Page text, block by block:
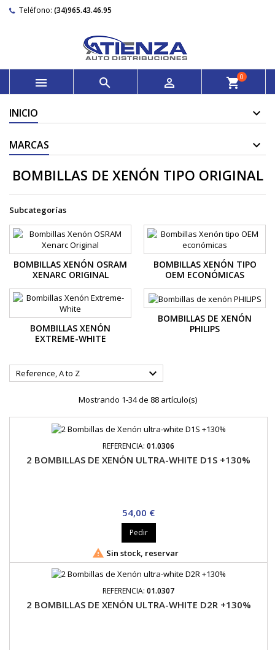
Teléfono: (34)965.43.46.95
   shopping_cart0
INICIO
MARCAS
BOMBILLAS DE XENÓN TIPO ORIGINAL
Subcategorías
BOMBILLAS XENÓN OSRAM
XENARC ORIGINAL
BOMBILLAS XENÓN TIPO
OEM ECONÓMICAS
BOMBILLAS XENÓN
EXTREME-WHITE
BOMBILLAS DE XENÓN
PHILIPS
Reference, A to Z 
Mostrando 1-34 de 88 artículo(s)
REFERENCIA: 01.0306
2 BOMBILLAS DE XENÓN ULTRA-WHITE D1S +130%
Precio
54,00 €
Pedir
 Sin stock, reservar
REFERENCIA: 01.0307
2 BOMBILLAS DE XENÓN ULTRA-WHITE D2R +130%